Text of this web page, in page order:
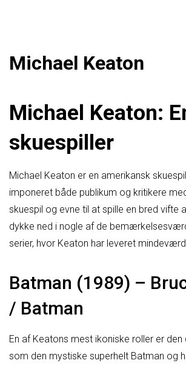
Michael Keaton
Michael Keaton:
skuespiller
Michael Keaton er en amerikansk
imponeret både publikum og kritikere
skuespil og evne til at spille en bred vifte
dykke ned i nogle af de
serier, hvor Keaton har leveret
Batman (1989) –
/ Batman
En af Keatons mest ikoniske roller er
som den mystiske superhelt Batman og